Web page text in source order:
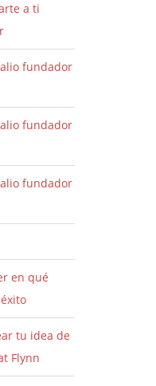
a ti
fundador
fundador
fundador
en qué
tu idea de
Flynn